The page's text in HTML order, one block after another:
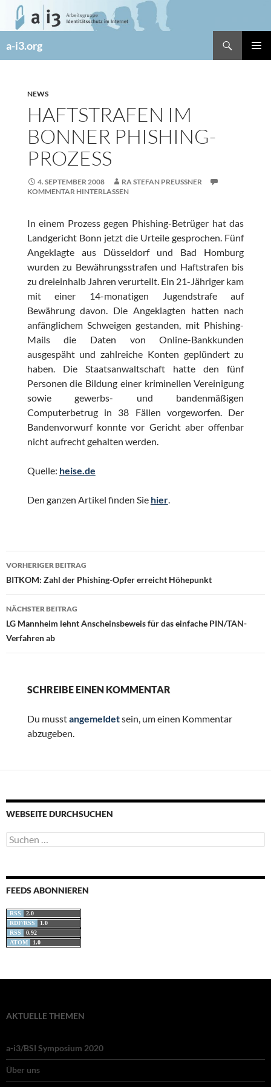
Zum
Inhalt
a-i3.org
NEWS
HAFTSTRAFEN IM
BONNER PHISHING-
PROZESS
4. SEPTEMBER 2008
RA STEFAN PREUSSNER
KOMMENTAR HINTERLASSEN
In einem Prozess gegen Phishing-Betrüger hat das
Landgericht Bonn jetzt die Urteile gesprochen. Fünf
Angeklagte aus Düsseldorf und Bad Homburg
wurden zu Bewährungsstrafen und Haftstrafen bis
zu dreieinhalb Jahren verurteilt. Ein 21-Jähriger kam
mit einer 14-monatigen Jugendstrafe auf
Bewährung davon. Die Angeklagten hatten nach
anfänglichem Schweigen gestanden, mit Phishing-
Mails die Daten von Online-Bankkunden
ausgespäht und zahlreiche Konten geplündert zu
haben. Die Staatsanwaltschaft hatte den fünf
Personen die Bildung einer kriminellen Vereinigung
sowie gewerbs- und bandenmäßigen
Computerbetrug in 38 Fällen vorgeworfen. Der
Bandenvorwurf konnte vor Gericht aber offenbar
nicht aufrecht gehalten werden.
Quelle: heise.de
Den ganzen Artikel finden Sie hier.
Beitragsnavigation
VORHERIGER BEITRAG
BITKOM: Zahl der Phishing-Opfer erreicht Höhepunkt
NÄCHSTER BEITRAG
LG Mannheim lehnt Anscheinsbeweis für das einfache PIN/TAN-
Verfahren ab
SCHREIBE EINEN KOMMENTAR
Du musstangemeldetsein, um einen Kommentar
abzugeben.
WEBSEITE DURCHSUCHEN
Suchen
nach:
FEEDS ABONNIEREN
RSS
2.0
RDF/RSS
1.0
RSS
0.92
ATOM
1.0
AKTUELLE THEMEN
a-i3/BSI Symposium 2020
Über uns